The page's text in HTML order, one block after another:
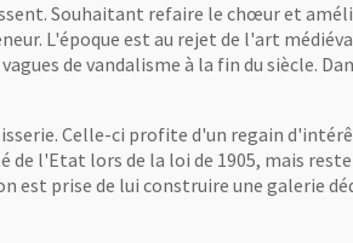
Souhaitant refaire le chœur et
L'époque est au rejet de l'art
de vandalisme à la fin du siècle.
Celle-ci profite d'un regain
l'Etat lors de la loi de 1905, mais reste
est prise de lui construire une galerie